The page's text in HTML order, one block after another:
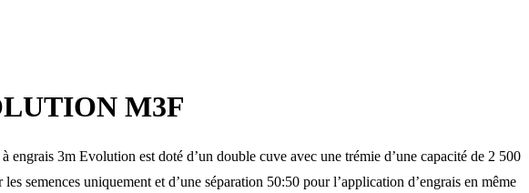
M3F
engrais 3m Evolution est doté d’un double cuve avec une trémie d’une capacité de 2 500
les semences uniquement et d’une séparation 50:50 pour l’application d’engrais en même